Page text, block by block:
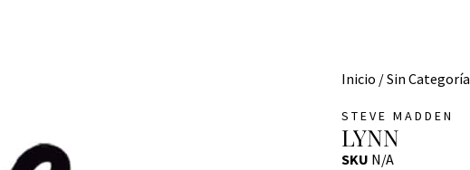
Inicio /Sin Categoría
STEVE MADDEN
LYNN
SKU N/A